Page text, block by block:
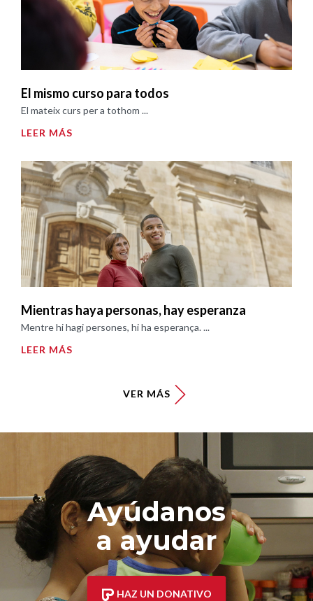
El mismo curso para todos
El mateix curs per a tothom ...
LEER MÁS
Mientras haya personas, hay esperanza
Mentre hi hagi persones, hi ha esperança. ...
LEER MÁS
VER MÁS
Ayúdanos
a ayudar
HAZ UN DONATIVO